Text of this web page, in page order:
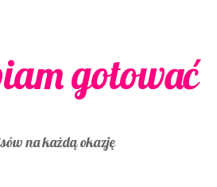
gotować
na każdą okazję